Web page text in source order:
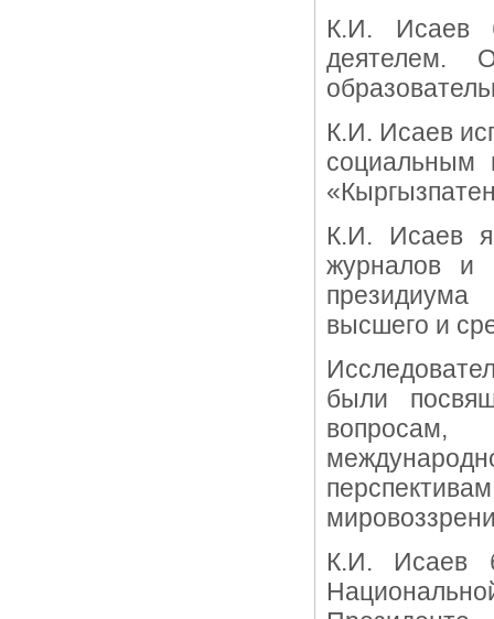
К.И. Исаев
деятелем.
К.И. Исаев
социальным
К.И. Исаев
журналов и
президиума
высшего и
были
К.И. Исаев